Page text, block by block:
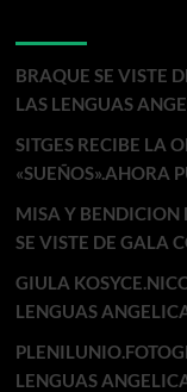
BRAQUE SE VISTE
LAS LENGUAS
SITGES RECIBE LA
«SUEÑOS».AHORA
MISA Y BENDICION
SE VISTE DE GALA
GIULA
LENGUAS
LENGUAS